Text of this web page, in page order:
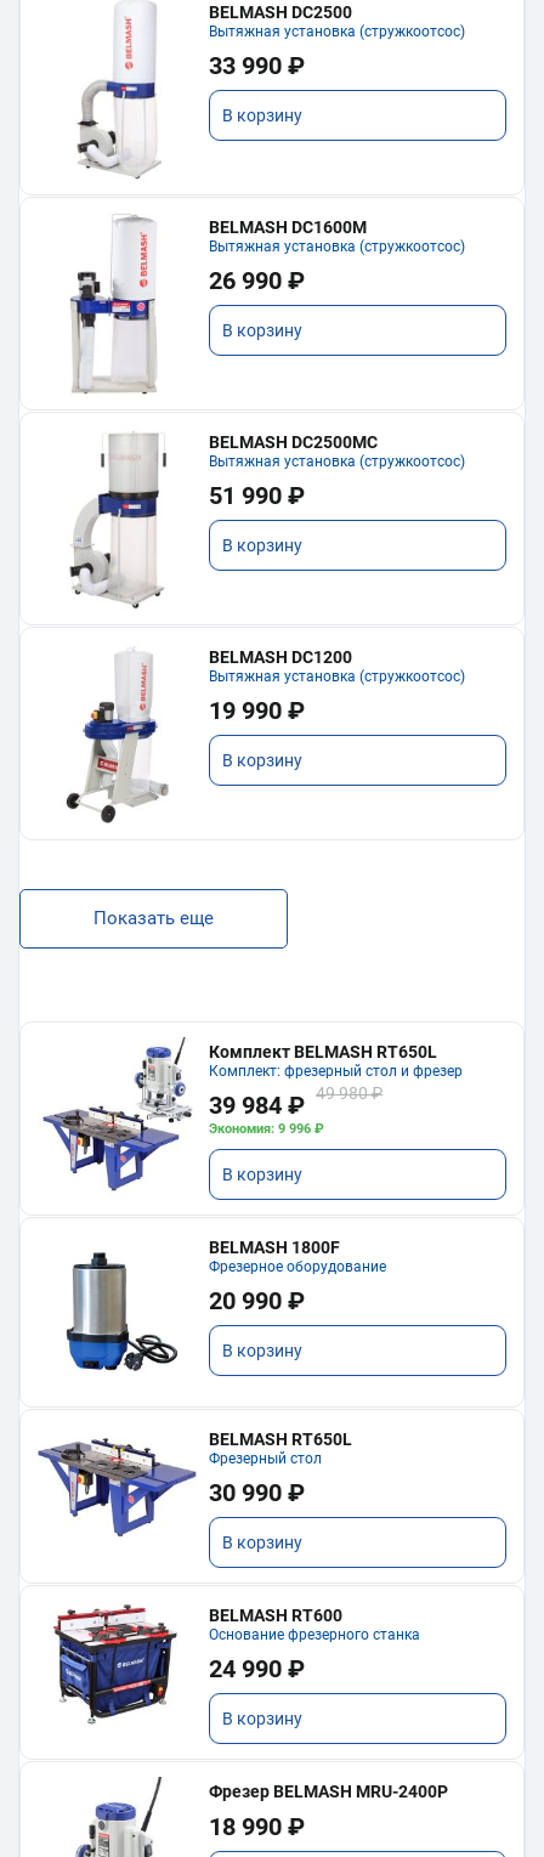
BELMASH DC2500
Вытяжная установка (стружкоотсос)
33 990 ₽
В корзину
BELMASH DC1600M
Вытяжная установка (стружкоотсос)
26 990 ₽
В корзину
BELMASH DC2500MC
Вытяжная установка (стружкоотсос)
51 990 ₽
В корзину
BELMASH DC1200
Вытяжная установка (стружкоотсос)
19 990 ₽
В корзину
Показать еще
Комплект BELMASH RT650L
Комплект: фрезерный стол и фрезер
39 984 ₽ 49 980 ₽
Экономия: 9 996 ₽
В корзину
BELMASH 1800F
Фрезерное оборудование
20 990 ₽
В корзину
BELMASH RT650L
Фрезерный стол
30 990 ₽
В корзину
BELMASH RT600
Основание фрезерного станка
24 990 ₽
В корзину
Фрезер BELMASH MRU-2400P
18 990 ₽